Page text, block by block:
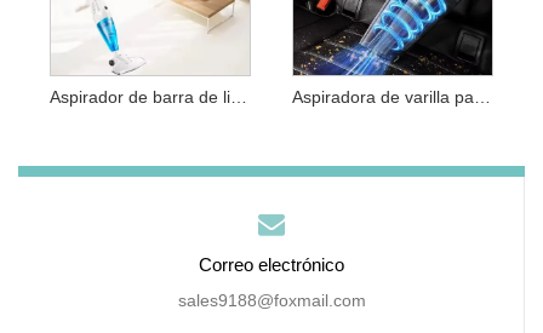
Aspirador de barra de limpieza para el hogar
Correo electrónico
sales9188@foxmail.com